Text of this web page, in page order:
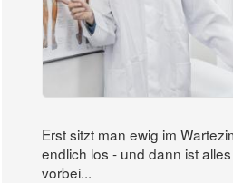
Erst sitzt man ewig im
endlich los - und dann ist
vorbei...